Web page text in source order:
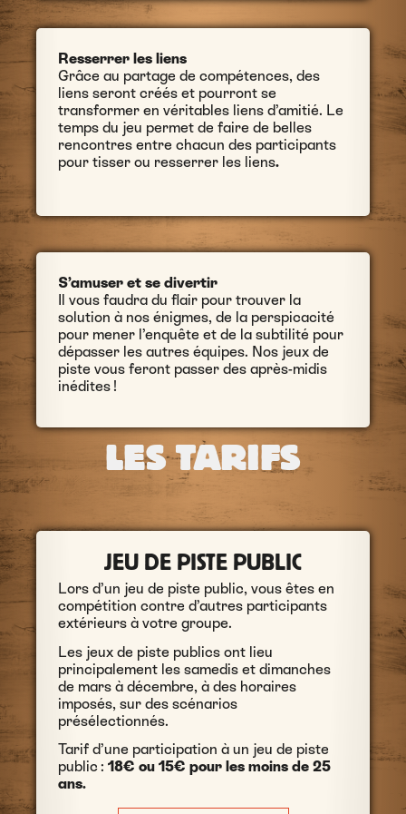
Resserrer les liens
Grâce au partage de compétences, des
liens seront créés et pourront se
transformer en véritables liens d’amitié. Le
temps du jeu permet de faire de belles
rencontres entre chacun des participants
pour tisser ou resserrer les liens.
S’amuser et se divertir
Il vous faudra du flair pour trouver la
solution à nos énigmes, de la perspicacité
pour mener l’enquête et de la subtilité pour
dépasser les autres équipes. Nos jeux de
piste vous feront passer des après-midis
inédites !
LES TARIFS
JEU DE PISTE PUBLIC
Lors d’un jeu de piste public, vous êtes en
compétition contre d’autres participants
extérieurs à votre groupe.
Les jeux de piste publics ont lieu
principalement les samedis et dimanches
de mars à décembre, à des horaires
imposés, sur des scénarios
présélectionnés.
Tarif d’une participation à un jeu de piste
public : 18€ ou 15€ pour les moins de 25
ans.